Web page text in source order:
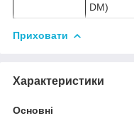
DM)
Приховати
Характеристики
Основні